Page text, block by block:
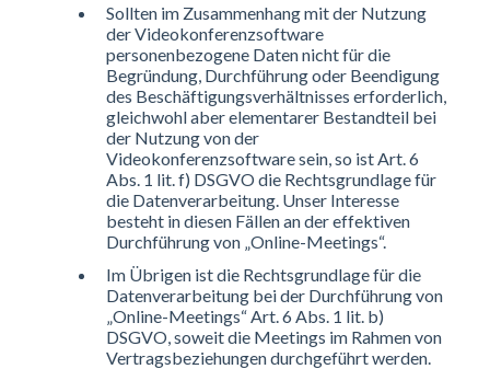
Sollten im Zusammenhang mit der Nutzung
der Videokonferenzsoftware
personenbezogene Daten nicht für die
Begründung, Durchführung oder Beendigung
des Beschäftigungsverhältnisses erforderlich,
gleichwohl aber elementarer Bestandteil bei
der Nutzung von der
Videokonferenzsoftware sein, so ist Art. 6
Abs. 1 lit. f) DSGVO die Rechtsgrundlage für
die Datenverarbeitung. Unser Interesse
besteht in diesen Fällen an der effektiven
Durchführung von „Online-Meetings“.
Im Übrigen ist die Rechtsgrundlage für die
Datenverarbeitung bei der Durchführung von
„Online-Meetings“ Art. 6 Abs. 1 lit. b)
DSGVO, soweit die Meetings im Rahmen von
Vertragsbeziehungen durchgeführt werden.